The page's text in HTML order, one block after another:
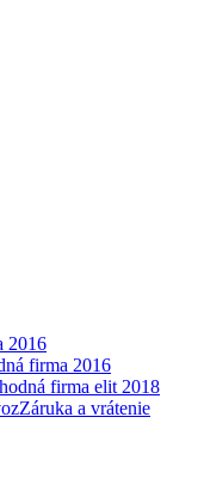
Záruka a vrátenie